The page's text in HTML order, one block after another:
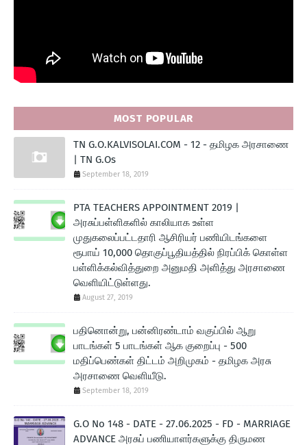
MOST POPULAR
TN G.O.KALVISOLAI.COM - 12 - தமிழக அரசாணை
| TN G.Os
September 18, 2019
PTA TEACHERS APPOINTMENT 2019 |
அரசுப்பள்ளிகளில் காலியாக உள்ள
முதுகலைப்பட்டதாரி ஆசிரியர் பணியிடங்களை
ரூபாய் 10,000 தொகுப்பூதியத்தில் நிரப்பிக் கொள்ள
பள்ளிக்கல்வித்துறை அனுமதி அளித்து அரசாணை
வெளியிட்டுள்ளது.
August 27, 2019
பதினொன்று, பன்னிரண்டாம் வகுப்பில் ஆறு
பாடங்கள் 5 பாடங்கள் ஆக குறைப்பு - 500
மதிப்பெண்கள் திட்டம் அறிமுகம் - தமிழக அரசு
அரசாணை வெளியீடு.
September 18, 2019
G.O No 148 - DATE - 27.06.2025 - FD - MARRIAGE
ADVANCE அரசுப் பணியாளர்களுக்கு திருமண